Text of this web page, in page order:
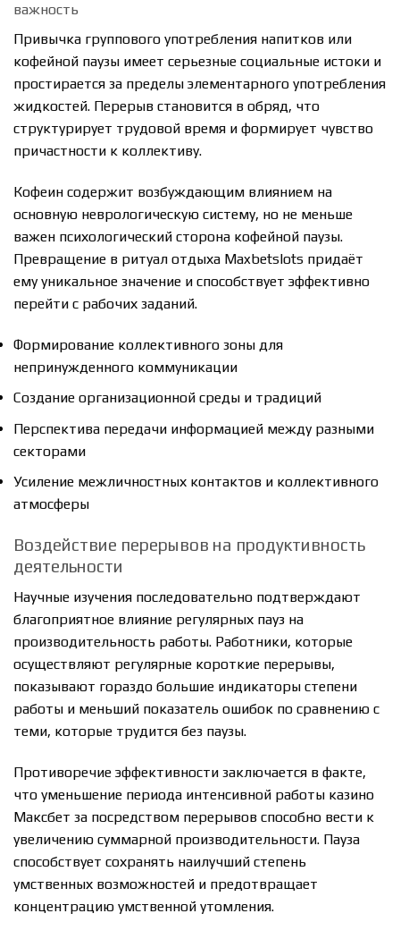
важность
Привычка группового употребления напитков или
кофейной паузы имеет серьезные социальные истоки и
простирается за пределы элементарного употребления
жидкостей. Перерыв становится в обряд, что
структурирует трудовой время и формирует чувство
причастности к коллективу.
Кофеин содержит возбуждающим влиянием на
основную неврологическую систему, но не меньше
важен психологический сторона кофейной паузы.
Превращение в ритуал отдыха Maxbetslots придаёт
ему уникальное значение и способствует эффективно
перейти с рабочих заданий.
Формирование коллективного зоны для
непринужденного коммуникации
Создание организационной среды и традиций
Перспектива передачи информацией между разными
секторами
Усиление межличностных контактов и коллективного
атмосферы
Воздействие перерывов на продуктивность
деятельности
Научные изучения последовательно подтверждают
благоприятное влияние регулярных пауз на
производительность работы. Работники, которые
осуществляют регулярные короткие перерывы,
показывают гораздо большие индикаторы степени
работы и меньший показатель ошибок по сравнению с
теми, которые трудится без паузы.
Противоречие эффективности заключается в факте,
что уменьшение периода интенсивной работы казино
Максбет за посредством перерывов способно вести к
увеличению суммарной производительности. Пауза
способствует сохранять наилучший степень
умственных возможностей и предотвращает
концентрацию умственной утомления.